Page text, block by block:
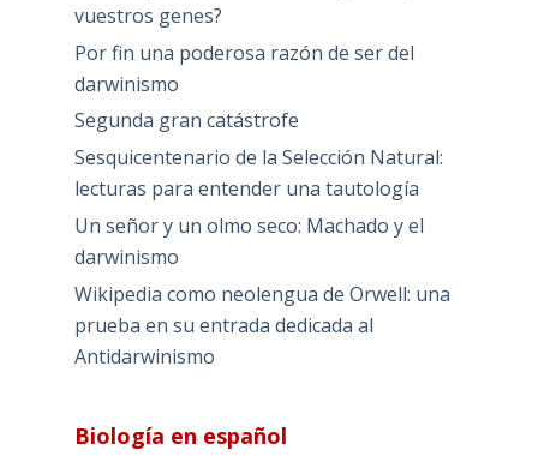
vuestros genes?
Por fin una poderosa razón de ser del
darwinismo
Segunda gran catástrofe
Sesquicentenario de la Selección Natural:
lecturas para entender una tautología
Un señor y un olmo seco: Machado y el
darwinismo
Wikipedia como neolengua de Orwell: una
prueba en su entrada dedicada al
Antidarwinismo
Biología en español